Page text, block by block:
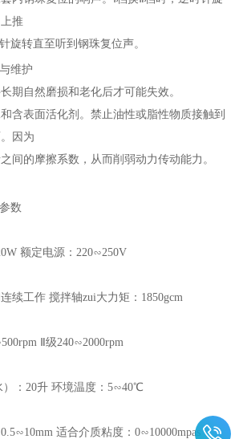
推
旋转直至听到钢珠复位声。
维护
期自然磨损和老化后才可能失效。
含表面活化剂。禁止油性或脂性物质接触到
因为
间的摩擦系数，从而削弱动力传动能力。
数
额定电源：220∽250V
续工作 搅拌轴zui大力矩：1850gcm
Ⅱ级240∽2000rpm
）：20升 环境温度：5∽40℃
适合介质粘度：0∽10000mpas